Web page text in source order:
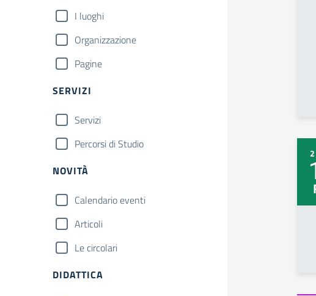
I luoghi
Organizzazione
Pagine
SERVIZI
Servizi
Percorsi di Studio
NOVITÀ
Calendario eventi
Articoli
Le circolari
DIDATTICA